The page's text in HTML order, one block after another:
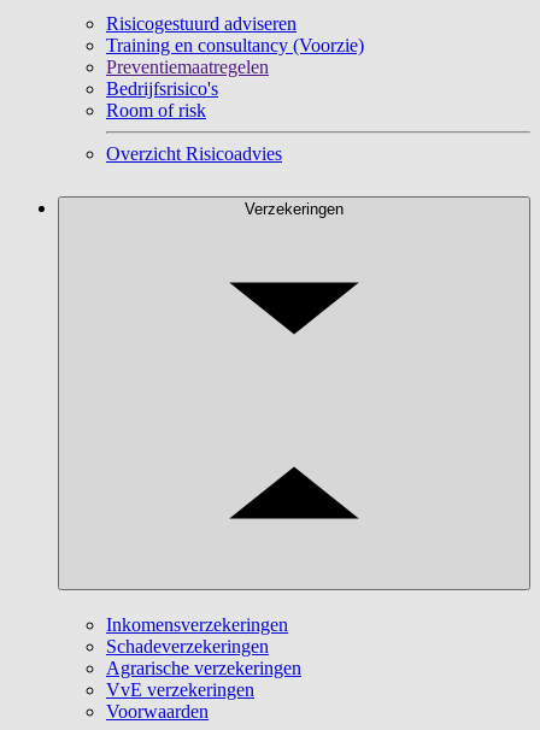
Risicogestuurd adviseren
Training en consultancy (Voorzie)
Preventiemaatregelen
Bedrijfsrisico's
Room of risk
Overzicht Risicoadvies
Verzekeringen
Inkomensverzekeringen
Schadeverzekeringen
Agrarische verzekeringen
VvE verzekeringen
Voorwaarden